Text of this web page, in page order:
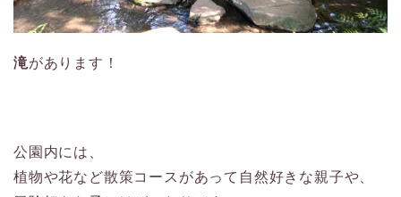
滝があります！
公園内には、
植物や花など散策コースがあって自然好きな親子や、